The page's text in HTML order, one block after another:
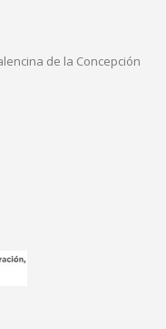
de la Concepción